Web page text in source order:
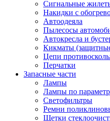
Сигнальные
Накидки с
Автоодеяла
Пылесосы
Автокресла и
Кикматы
Цепи
Перчатки
Запасные части
Лампы
Лампы по
Светофильтры
Ремни
Щетки